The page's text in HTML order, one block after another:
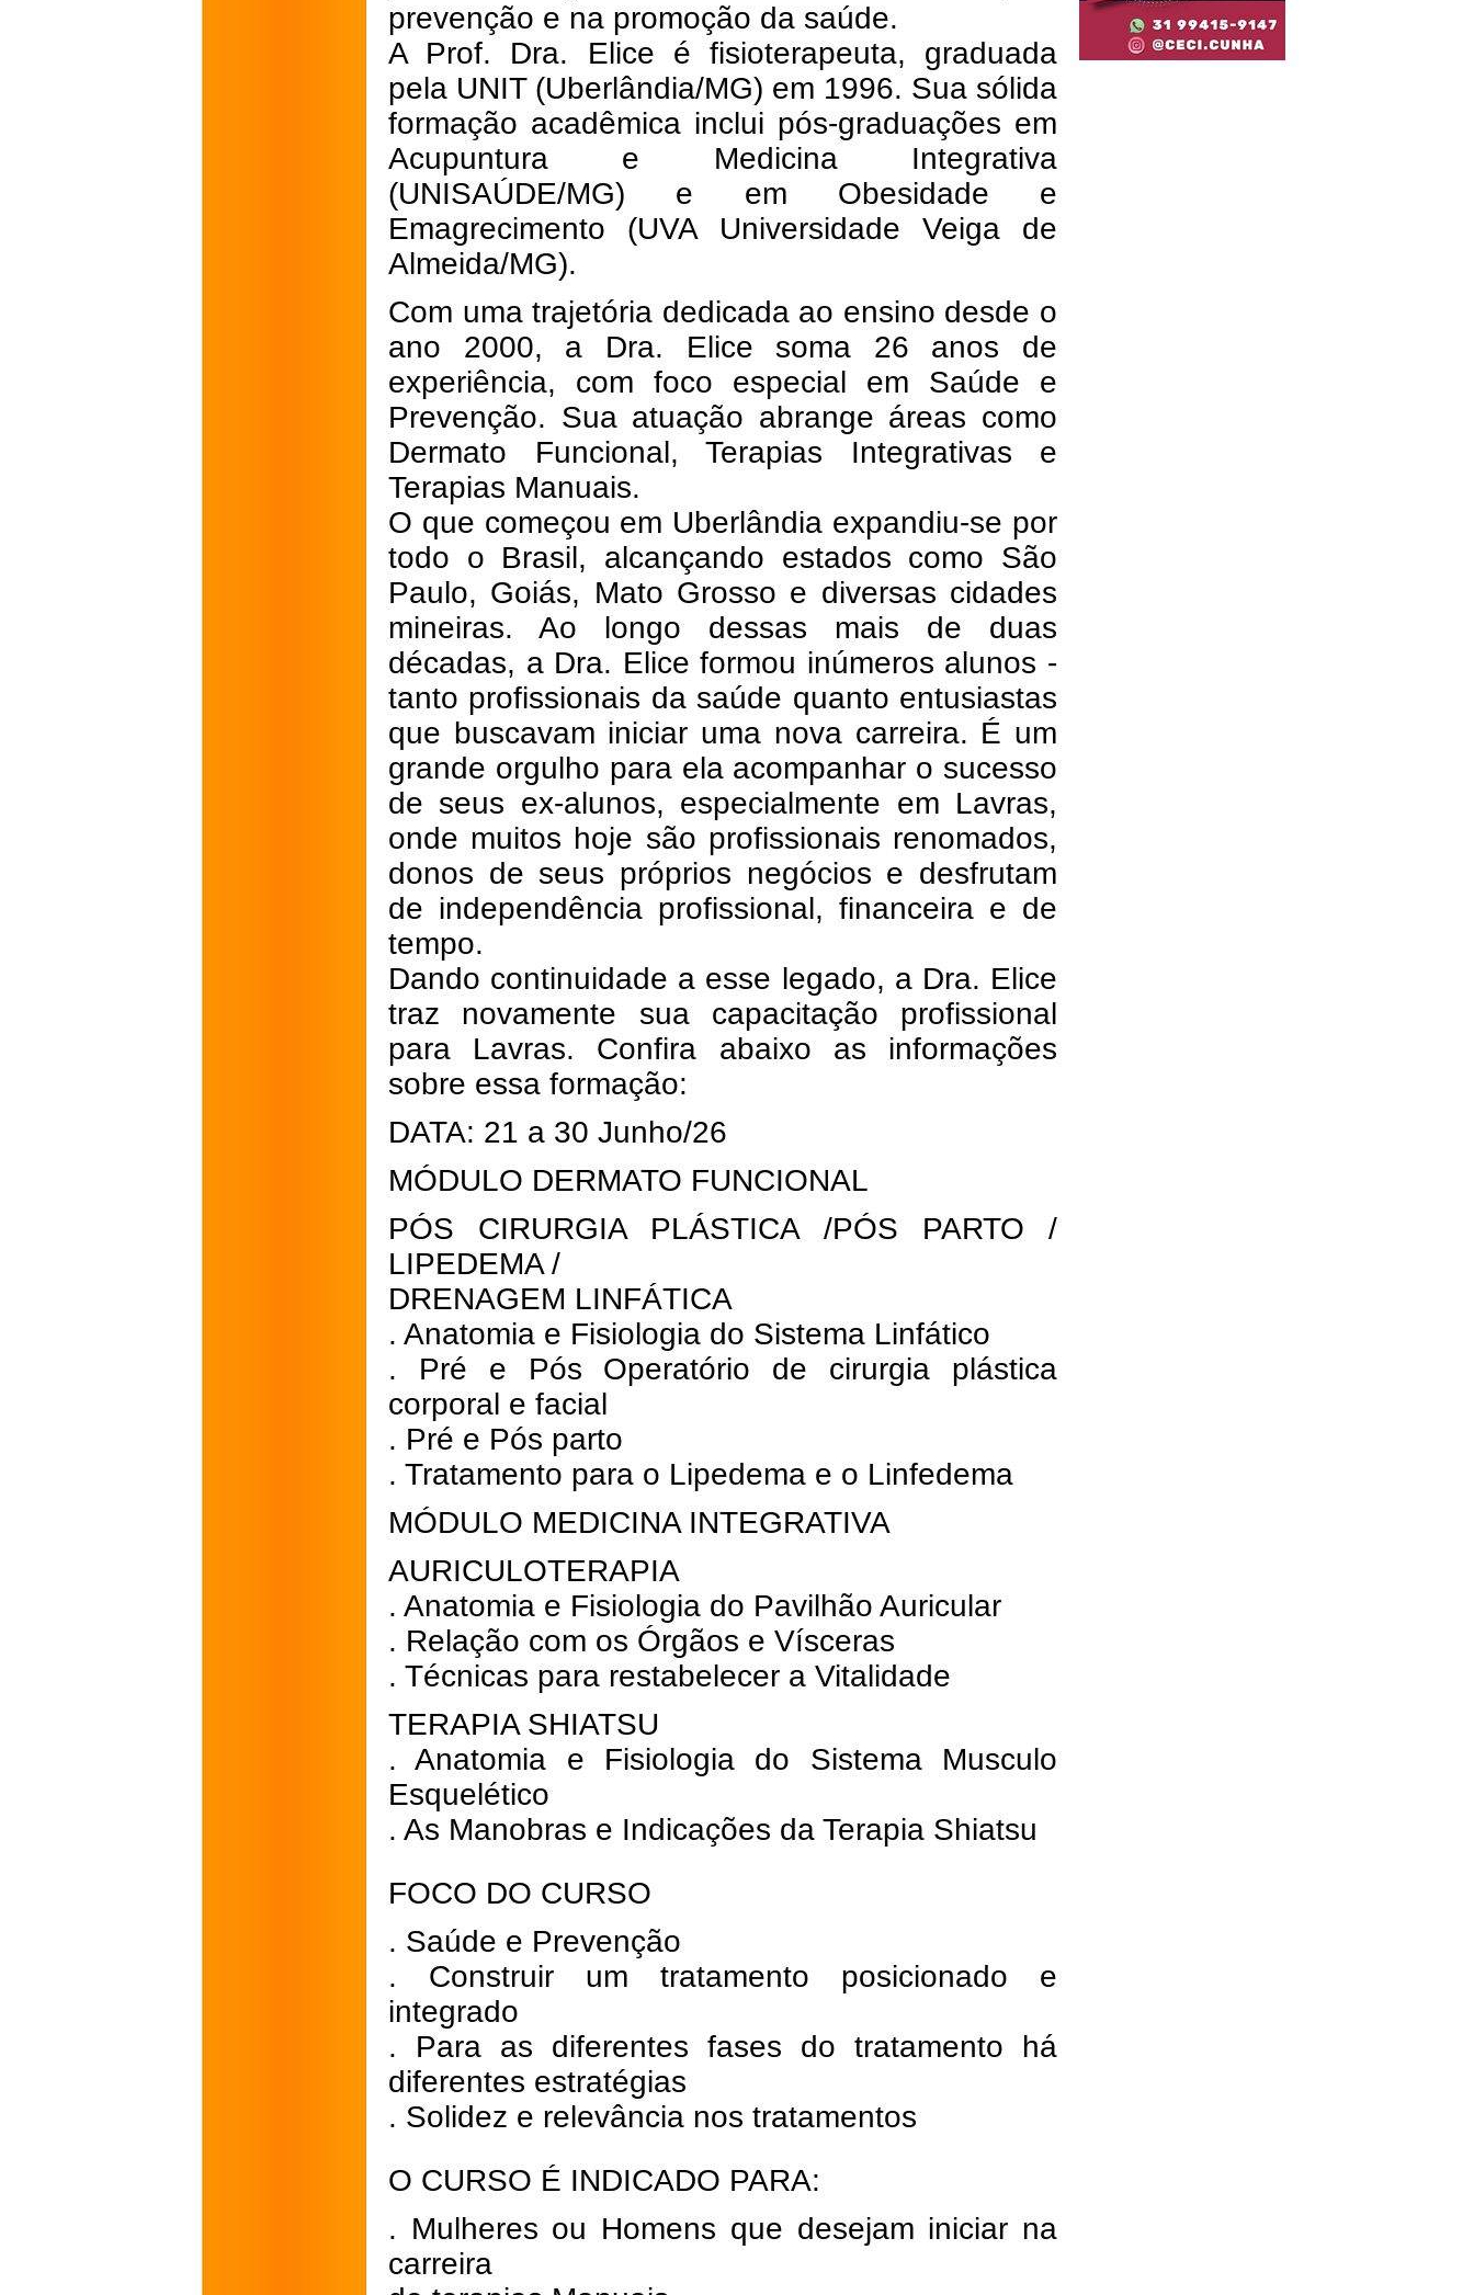
prevenção e na promoção da saúde.
A Prof. Dra. Elice é fisioterapeuta, graduada
pela UNIT (Uberlândia/MG) em 1996. Sua sólida
formação acadêmica inclui pós-graduações em
Acupuntura e Medicina Integrativa
(UNISAÚDE/MG) e em Obesidade e
Emagrecimento (UVA Universidade Veiga de
Almeida/MG).
Com uma trajetória dedicada ao ensino desde o
ano 2000, a Dra. Elice soma 26 anos de
experiência, com foco especial em Saúde e
Prevenção. Sua atuação abrange áreas como
Dermato Funcional, Terapias Integrativas e
Terapias Manuais.
O que começou em Uberlândia expandiu-se por
todo o Brasil, alcançando estados como São
Paulo, Goiás, Mato Grosso e diversas cidades
mineiras. Ao longo dessas mais de duas
décadas, a Dra. Elice formou inúmeros alunos -
tanto profissionais da saúde quanto entusiastas
que buscavam iniciar uma nova carreira. É um
grande orgulho para ela acompanhar o sucesso
de seus ex-alunos, especialmente em Lavras,
onde muitos hoje são profissionais renomados,
donos de seus próprios negócios e desfrutam
de independência profissional, financeira e de
tempo.
Dando continuidade a esse legado, a Dra. Elice
traz novamente sua capacitação profissional
para Lavras. Confira abaixo as informações
sobre essa formação:
DATA: 21 a 30 Junho/26
MÓDULO DERMATO FUNCIONAL
PÓS CIRURGIA PLÁSTICA /PÓS PARTO /
LIPEDEMA /
DRENAGEM LINFÁTICA
. Anatomia e Fisiologia do Sistema Linfático
. Pré e Pós Operatório de cirurgia plástica
corporal e facial
. Pré e Pós parto
. Tratamento para o Lipedema e o Linfedema
MÓDULO MEDICINA INTEGRATIVA
AURICULOTERAPIA
. Anatomia e Fisiologia do Pavilhão Auricular
. Relação com os Órgãos e Vísceras
. Técnicas para restabelecer a Vitalidade
TERAPIA SHIATSU
. Anatomia e Fisiologia do Sistema Musculo
Esquelético
. As Manobras e Indicações da Terapia Shiatsu
FOCO DO CURSO
. Saúde e Prevenção
. Construir um tratamento posicionado e
integrado
. Para as diferentes fases do tratamento há
diferentes estratégias
. Solidez e relevância nos tratamentos
O CURSO É INDICADO PARA:
. Mulheres ou Homens que desejam iniciar na
carreira